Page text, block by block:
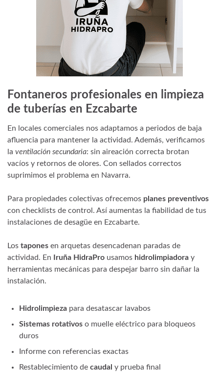
Fontaneros profesionales en limpieza
de tuberías en Ezcabarte
En locales comerciales nos adaptamos a periodos de baja
afluencia para mantener la actividad. Además, verificamos
la ventilación secundaria: sin aireación correcta brotan
vacíos y retornos de olores. Con sellados correctos
suprimimos el problema en Navarra.
Para propiedades colectivas ofrecemos planes preventivos
con checklists de control. Así aumentas la fiabilidad de tus
instalaciones de desagüe en Ezcabarte.
Los tapones en arquetas desencadenan paradas de
actividad. En
Iruña HidraPro usamos hidrolimpiadora y
herramientas mecánicas para despejar barro sin dañar la
instalación.
Hidrolimpieza para desatascar lavabos
Sistemas rotativos o muelle eléctrico para bloqueos
duros
Informe con referencias exactas
Restablecimiento de caudal y prueba final